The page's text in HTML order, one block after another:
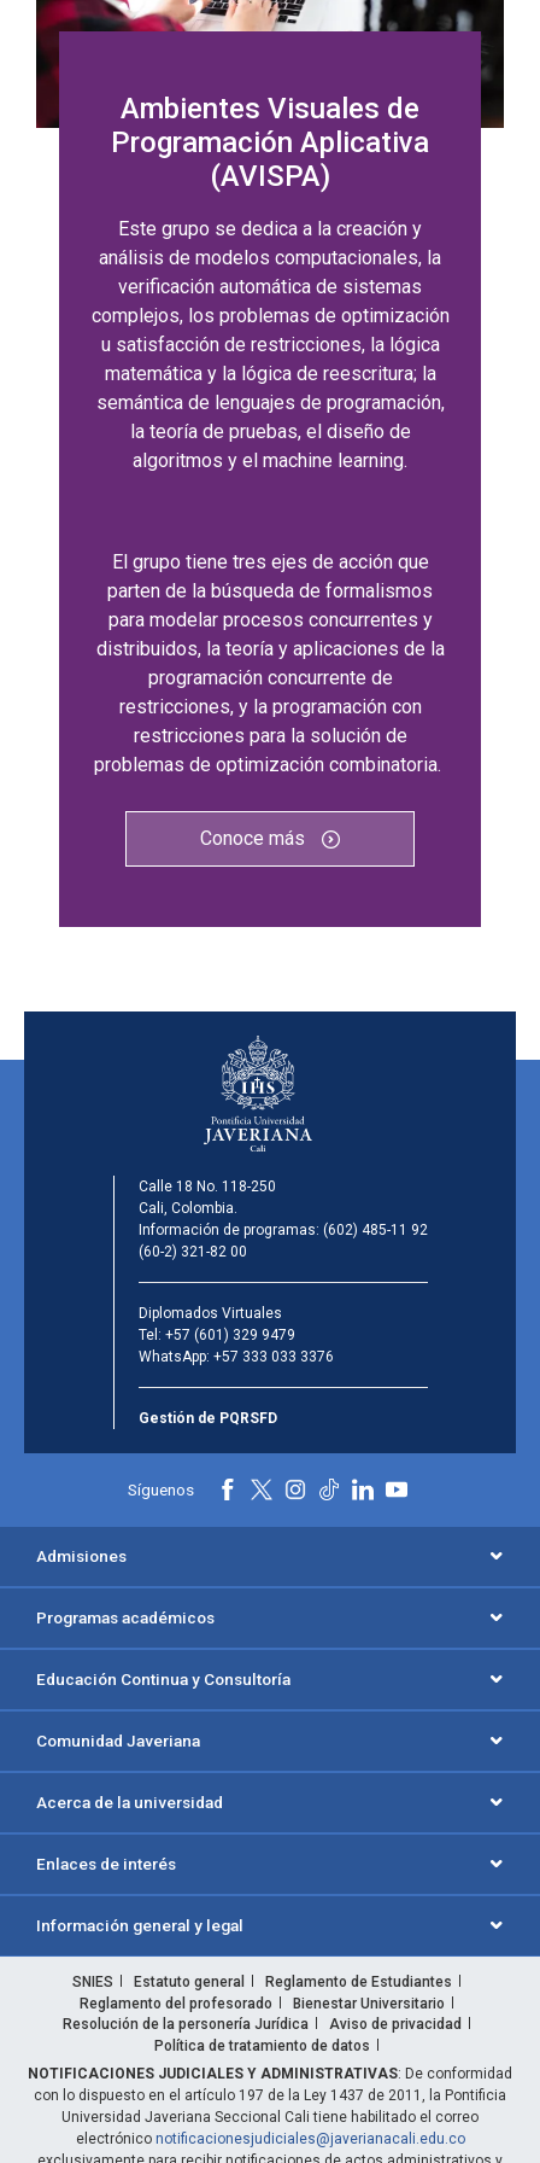
Ambientes Visuales de
Programación Aplicativa
(AVISPA)
Este grupo se dedica a la creación y
análisis de modelos computacionales, la
verificación automática de sistemas
complejos, los problemas de optimización
u satisfacción de restricciones, la lógica
matemática y la lógica de reescritura; la
semántica de lenguajes de programación,
la teoría de pruebas, el diseño de
algoritmos y el machine learning.
El grupo tiene tres ejes de acción que
parten de la búsqueda de formalismos
para modelar procesos concurrentes y
distribuidos, la teoría y aplicaciones de la
programación concurrente de
restricciones, y la programación con
restricciones para la solución de
problemas de optimización combinatoria.
Conoce más
Calle 18 No. 118-250
Cali, Colombia.
Información de programas: (602) 485-11 92
(60-2) 321-82 00
Diplomados Virtuales
Tel: +57 (601) 329 9479
WhatsApp: +57 333 033 3376
Gestión de PQRSFD
Síguenos
Admisiones
Programas académicos
Educación Continua y Consultoría
Comunidad Javeriana
Acerca de la universidad
Enlaces de interés
Información general y legal
SNIES Estatuto general
Reglamento de Estudiantes
Reglamento del profesorado
Bienestar Universitario
Resolución de la personería Jurídica
Aviso de privacidad
Política de tratamiento de datos
NOTIFICACIONES JUDICIALES Y ADMINISTRATIVAS: De conformidad
con lo dispuesto en el artículo 197 de la Ley 1437 de 2011, la Pontificia
Universidad Javeriana Seccional Cali tiene habilitado el correo
electrónico notificacionesjudiciales@javerianacali.edu.co